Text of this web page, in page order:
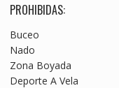
PROHIBIDAS:
Buceo
Nado
Zona Boyada
Deporte A Vela